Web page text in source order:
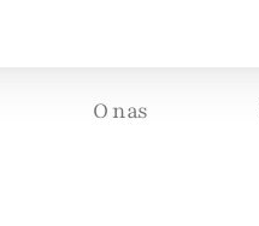
O nas